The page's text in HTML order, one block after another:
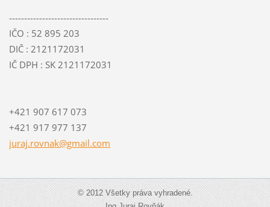
---------------------------------
IČO : 52 895 203
DIČ : 2121172031
IČ DPH : SK 2121172031
+421 907 617 073
+421 917 977 137
juraj.rovnak@gmail.com
© 2012 Všetky práva vyhradené.